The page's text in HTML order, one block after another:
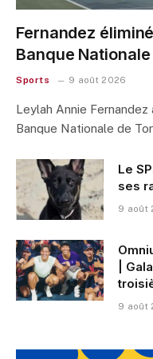
Fernandez
Banque Nationale
Sports 9 août 2026
Leylah Annie Fernandez
Banque Nationale de
Le
ses
9 août
|
9 août